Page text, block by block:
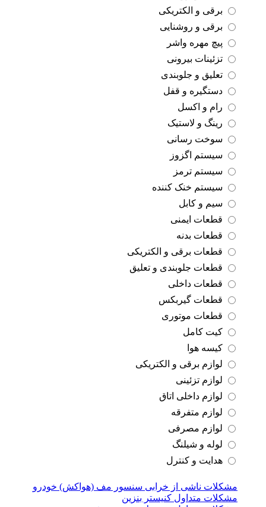
برقی و الکتریکی
برقی و روشنایی
پیچ مهره واشر
تزئینات بیرونی
تعلیق و جلوبندی
دستگیره و قفل
رام و اکسل
رینگ و لاستیک
سوخت رسانی
سیستم اگزوز
سیستم ترمز
سیستم خنک کننده
سیم و کابل
قطعات ایمنی
قطعات بدنه
قطعات برقی و الکتریکی
قطعات جلوبندی و تعلیق
قطعات داخلی
قطعات گیربکس
قطعات موتوری
کیت کامل
کیسه هوا
لوازم برقی و الکتریکی
لوازم تزئینی
لوازم داخلی اتاق
لوازم متفرقه
لوازم مصرفی
لوله و شیلنگ
هدایت و کنترل
مشکلات ناشی از خرابی سنسور مف (هواکش) خودرو
مشکلات متداول کنیستر بنزین